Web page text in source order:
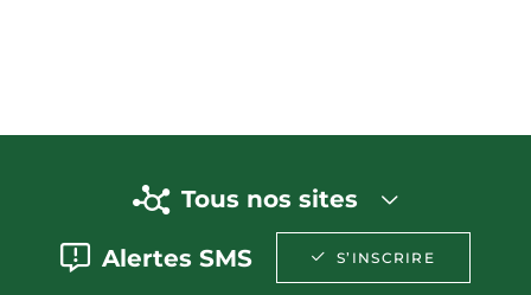
Tous nos sites
Alertes SMS S’INSCRIRE